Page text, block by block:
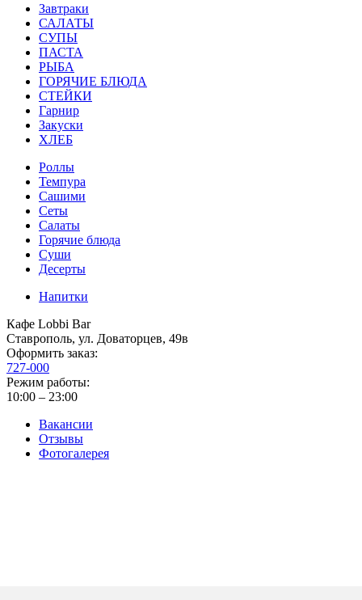
Завтраки
САЛАТЫ
СУПЫ
ПАСТА
РЫБА
ГОРЯЧИЕ БЛЮДА
СТЕЙКИ
Гарнир
Закуски
ХЛЕБ
Роллы
Темпура
Сашими
Сеты
Салаты
Горячие блюда
Суши
Десерты
Напитки
Кафе Lobbi Bar
Ставрополь, ул. Доваторцев, 49в
Оформить заказ:
727-000
Режим работы:
10:00 – 23:00
Вакансии
Отзывы
Фотогалерея